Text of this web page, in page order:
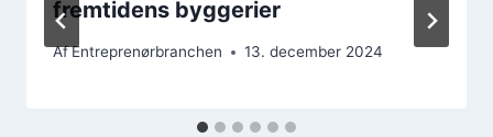
fremtidens byggerier
AfEntreprenørbranchen 13. december 2024